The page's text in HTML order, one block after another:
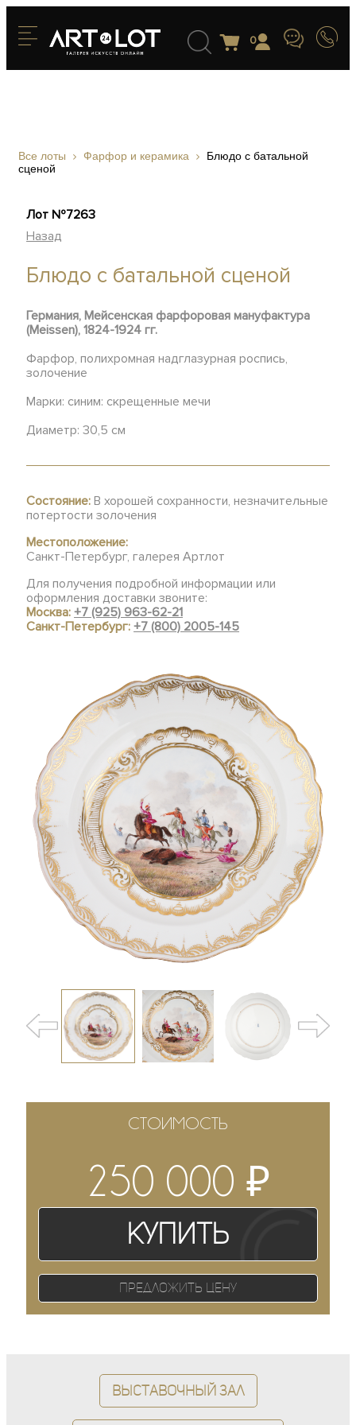
0
Все лоты Фарфор и керамика
Блюдо с батальной
сценой
Лот №7263
Назад
Блюдо с батальной сценой
Германия, Мейсенская фарфоровая мануфактура
(Meissen), 1824-1924 гг.
Фарфор, полихромная надглазурная роспись,
золочение
Марки: синим: скрещенные мечи
Диаметр: 30,5 см
Состояние: В хорошей сохранности, незначительные
потертости золочения
Местоположение:
Санкт-Петербург, галерея Артлот
Для получения подробной информации или
оформления доставки звоните:
Москва:+7 (925) 963-62-21
Санкт-Петербург:+7 (800) 2005-145
СТОИМОСТЬ
250 000 ₽
Купить
Предложить цену
Выставочный зал